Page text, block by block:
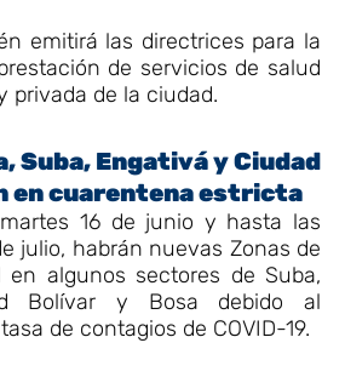
emitirá las directrices para la
de servicios de salud
privada de la ciudad.
Suba, Engativá y Ciudad
en cuarentena estricta
16 de junio y hasta las
julio, habrán nuevas Zonas de
en algunos sectores de Suba,
Bolívar y Bosa debido al
de contagios de COVID-19.